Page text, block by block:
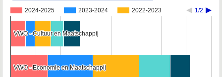
2024-2025 2023-2024 2022-2023 1/2
VWO - Cultuur en Maatschappij
VWO - Cultuur en Maatschappij
VWO - Economie en Maatschappij
VWO - Economie en Maatschappij